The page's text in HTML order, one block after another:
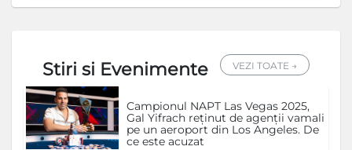
Stiri si Evenimente VEZI TOATE →
Campionul NAPT Las Vegas 2025,
Gal Yifrach reținut de agenții vamali
pe un aeroport din Los Angeles. De
ce este acuzat